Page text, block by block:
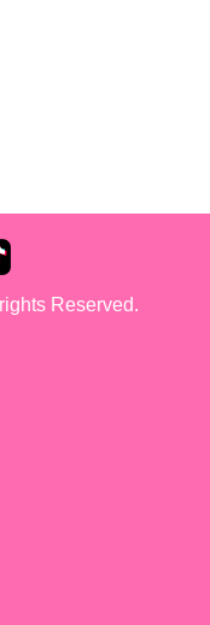
Reserved.